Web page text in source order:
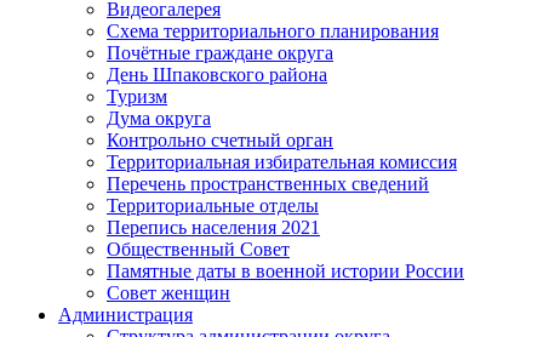
Видеогалерея
Схема территориального планирования
Почётные граждане округа
День Шпаковского района
Туризм
Дума округа
Контрольно счетный орган
Территориальная избирательная комиссия
Перечень пространственных сведений
Территориальные отделы
Перепись населения 2021
Общественный Совет
Памятные даты в военной истории России
Совет женщин
Администрация